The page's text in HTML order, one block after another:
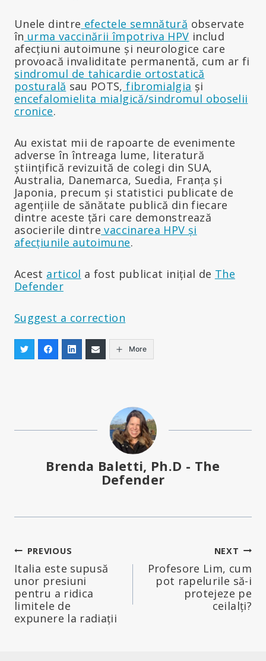
Unele dintre efectele semnătură observate
în urma vaccinării împotriva HPV includ
afecțiuni autoimune și neurologice care
provoacă invaliditate permanentă, cum ar fi
sindromul de tahicardie ortostatică
posturală sau POTS, fibromialgia și
encefalomielita mialgică/sindromul oboselii
cronice.
Au existat mii de rapoarte de evenimente
adverse în întreaga lume, literatură
științifică revizuită de colegi din SUA,
Australia, Danemarca, Suedia, Franța și
Japonia, precum și statistici publicate de
agențiile de sănătate publică din fiecare
dintre aceste țări care demonstrează
asocierile dintre vaccinarea HPV și
afecțiunile autoimune.
Acest articol a fost publicat inițial de The
Defender
Suggest a correction
More
Brenda Baletti, Ph.D - The
Defender
Navigare
în
articole
PREVIOUS
Italia este supusă
unor presiuni
pentru a ridica
limitele de
expunere la radiații
NEXT
Profesore Lim, cum
pot rapelurile să-i
protejeze pe
ceilalți?